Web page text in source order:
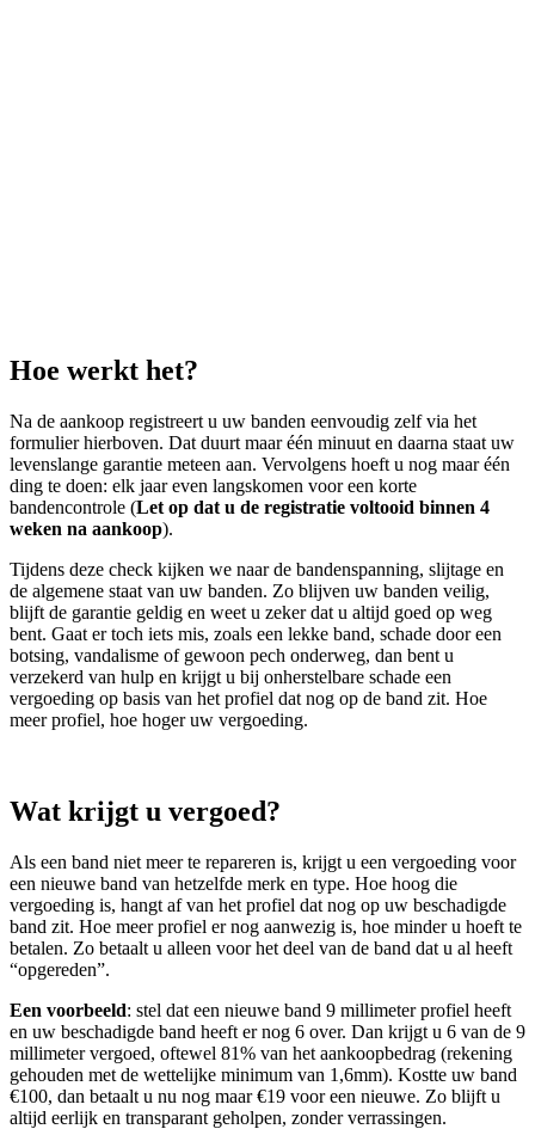
Hoe werkt het?
Na de aankoop registreert u uw banden eenvoudig zelf via het
formulier hierboven. Dat duurt maar één minuut en daarna staat uw
levenslange garantie meteen aan. Vervolgens hoeft u nog maar één
ding te doen: elk jaar even langskomen voor een korte
bandencontrole (Let op dat u de registratie voltooid binnen 4
weken na aankoop).
Tijdens deze check kijken we naar de bandenspanning, slijtage en
de algemene staat van uw banden. Zo blijven uw banden veilig,
blijft de garantie geldig en weet u zeker dat u altijd goed op weg
bent. Gaat er toch iets mis, zoals een lekke band, schade door een
botsing, vandalisme of gewoon pech onderweg, dan bent u
verzekerd van hulp en krijgt u bij onherstelbare schade een
vergoeding op basis van het profiel dat nog op de band zit. Hoe
meer profiel, hoe hoger uw vergoeding.
Wat krijgt u vergoed?
Als een band niet meer te repareren is, krijgt u een vergoeding voor
een nieuwe band van hetzelfde merk en type. Hoe hoog die
vergoeding is, hangt af van het profiel dat nog op uw beschadigde
band zit. Hoe meer profiel er nog aanwezig is, hoe minder u hoeft te
betalen. Zo betaalt u alleen voor het deel van de band dat u al heeft
“opgereden”.
Een voorbeeld: stel dat een nieuwe band 9 millimeter profiel heeft
en uw beschadigde band heeft er nog 6 over. Dan krijgt u 6 van de 9
millimeter vergoed, oftewel 81% van het aankoopbedrag (rekening
gehouden met de wettelijke minimum van 1,6mm). Kostte uw band
€100, dan betaalt u nu nog maar €19 voor een nieuwe. Zo blijft u
altijd eerlijk en transparant geholpen, zonder verrassingen.